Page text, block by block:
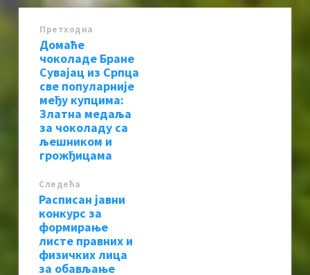
Претходна
Домаће
чоколаде Бране
Сувајац из Српца
све популарније
међу купцима:
Златна медаља
за чоколаду са
љешником и
грожђицама
Следећa
Расписан јавни
конкурс за
формирање
листе правних и
физичких лица
за обављање